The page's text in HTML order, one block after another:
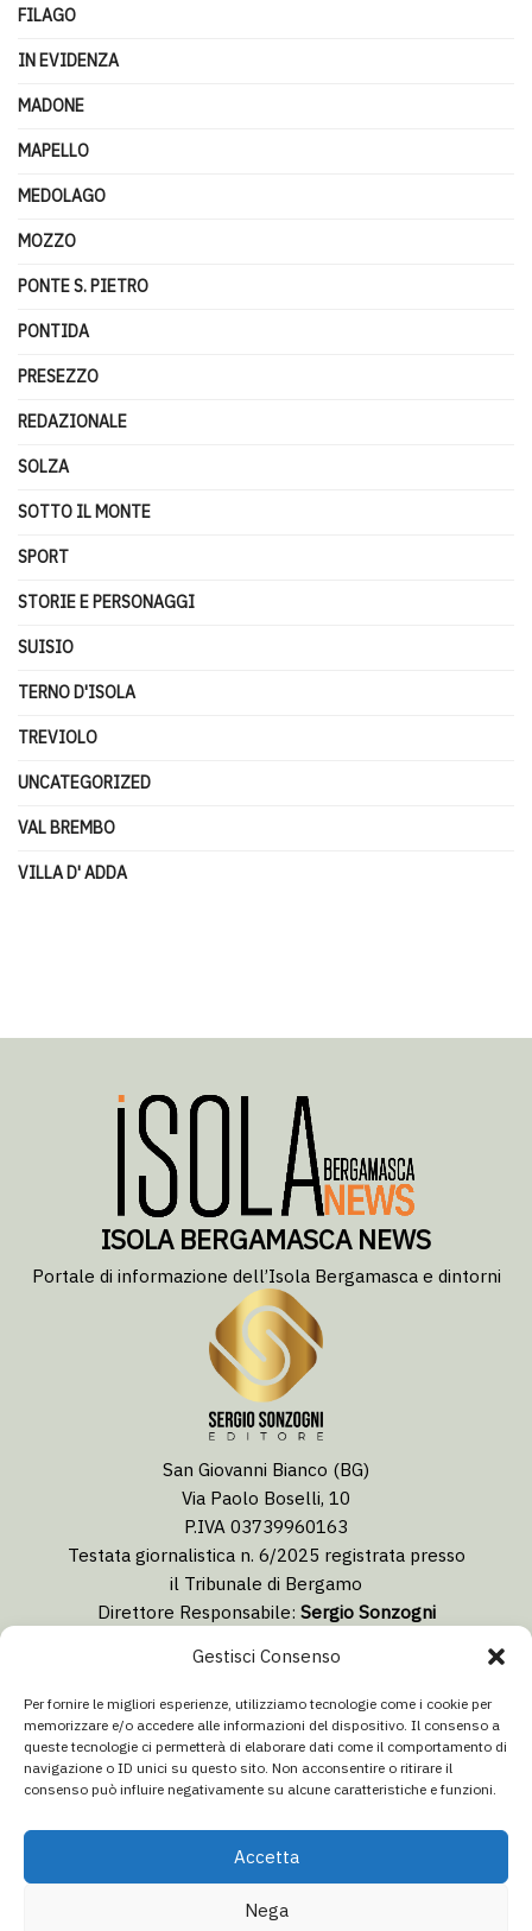
Gestisci Consenso
Per fornire le migliori esperienze, utilizziamo tecnologie come i cookie per
memorizzare e/o accedere alle informazioni del dispositivo. Il consenso a
queste tecnologie ci permetterà di elaborare dati come il comportamento di
navigazione o ID unici su questo sito. Non acconsentire o ritirare il
consenso può influire negativamente su alcune caratteristiche e funzioni.
Accetta
Nega
FILAGO
IN EVIDENZA
MADONE
MAPELLO
MEDOLAGO
MOZZO
PONTE S. PIETRO
PONTIDA
PRESEZZO
REDAZIONALE
SOLZA
SOTTO IL MONTE
SPORT
STORIE E PERSONAGGI
SUISIO
TERNO D'ISOLA
TREVIOLO
UNCATEGORIZED
VAL BREMBO
VILLA D' ADDA
ISOLA BERGAMASCA NEWS
Portale di informazione dell’Isola Bergamasca e dintorni
San Giovanni Bianco (BG)
Via Paolo Boselli, 10
P.IVA 03739960163
Testata giornalistica n. 6/2025 registrata presso
il Tribunale di Bergamo
Direttore Responsabile: Sergio Sonzogni
redazione@isolabergamascanews.it
info@italiacommunication.com
Telefono: 0345 41834